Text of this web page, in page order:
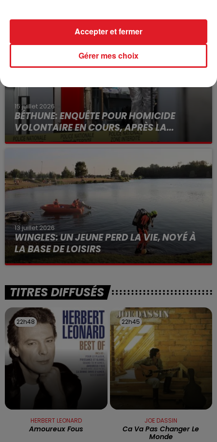
15 juillet 2026
BÉTHUNE: ENQUÊTE POUR HOMICIDE
VOLONTAIRE EN COURS, APRÈS LA...
Selon les premiers éléments, le logement servait
13 juillet 2026
WINGLES: UN JEUNE PERD LA VIE, NOYÉ À
LA BASE DE LOISIRS
La victime a coulé à pic
TITRES DIFFUSÉS
22h48
22h48
HERBERT LEONARD
Amoureux Fous
22h45
22h45
JOE DASSIN
Ca Va Pas Changer Le
Monde
Gérer mes choix
Accepter et fermer